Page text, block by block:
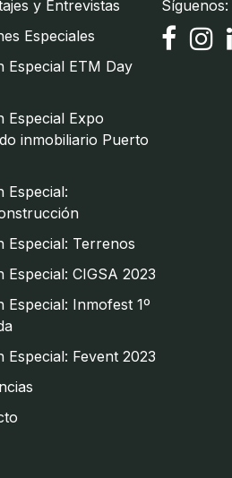
y Entrevistas
Especiales
Especial ETM Day
Especial Expo
inmobiliario Puerto
Especial:
Especial: Terrenos
Especial: CIGSA 2023
Especial: Inmofest 1º
Especial: Fevent 2023
Síguenos: